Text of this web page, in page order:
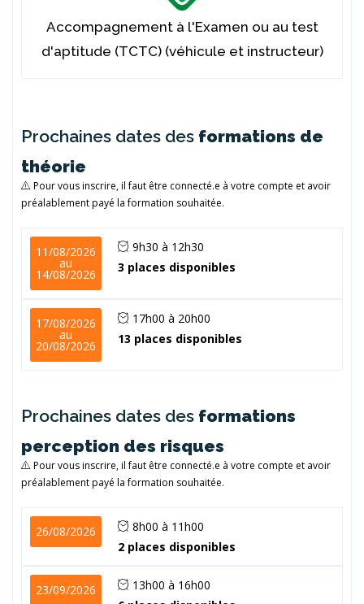
Accompagnement à l'Examen ou au test
d'aptitude (TCTC) (véhicule et instructeur)
Prochaines dates des formations de
théorie
Pour vous inscrire, il faut être connecté.e à votre compte et avoir
préalablement payé la formation souhaitée.
11/08/2026
au
14/08/2026
9h30 à 12h30
3 places disponibles
17/08/2026
au
20/08/2026
17h00 à 20h00
13 places disponibles
Prochaines dates des formations
perception des risques
Pour vous inscrire, il faut être connecté.e à votre compte et avoir
préalablement payé la formation souhaitée.
26/08/2026
8h00 à 11h00
2 places disponibles
23/09/2026
13h00 à 16h00